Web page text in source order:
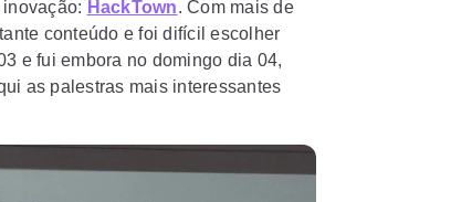
HackTown. Com mais de
conteúdo e foi difícil escolher
e fui embora no domingo dia 04,
as palestras mais interessantes